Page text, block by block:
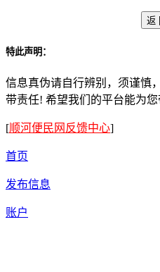
特此声明：
信息真伪请自行辨别，须谨慎
带责任! 希望我们的平台能为您
[顺河便民网反馈中心]
首页
发布信息
账户